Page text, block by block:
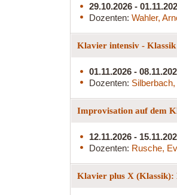
29.10.2026 -
Dozenten: Wahler,
Klavier intensiv -
01.11.2026 -
Dozenten:
Improvisation auf dem
12.11.2026 -
Dozenten: Rusche,
Klavier plus X (Klassik):